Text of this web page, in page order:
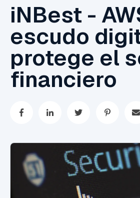
iNBest -
escudo
protege el
financiero